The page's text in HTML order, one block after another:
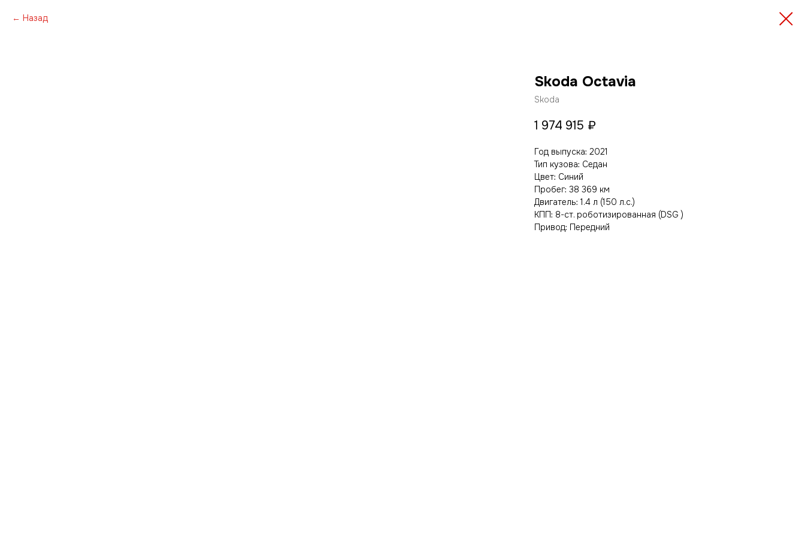
Назад
Skoda Octavia
Skoda
1 974 915 ₽
Год выпуска: 2021
Тип кузова: Седан
Цвет: Cиний
Пробег: 38 369 км
Двигатель: 1.4 л (150 л.с.)
КПП: 8-ст. роботизированная (DSG )
Привод: Передний